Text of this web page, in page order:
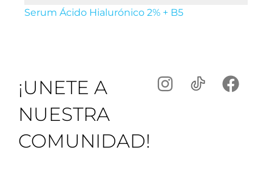
Serum Ácido Hialurónico 2% + B5
¡UNETE A
NUESTRA
COMUNIDAD!